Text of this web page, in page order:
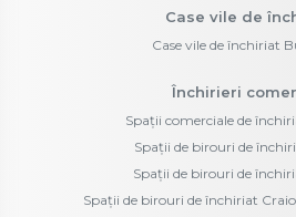
Case vile de
Case vile de închiriat
Închirieri
Spații comerciale de
Spații de birouri de
Spații de birouri de
Spații de birouri de închiriat